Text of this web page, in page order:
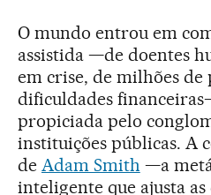
O mundo entrou em
assistida —de doentes
em crise, de milhões de
dificuldades
propiciada pelo
instituições públicas. A
de Adam Smith —a
inteligente que ajusta as